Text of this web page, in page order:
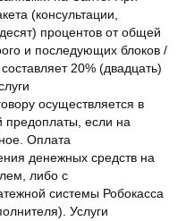
(консультации,
процентов от общей
и последующих блоков /
20% (двадцать)
осуществляется в
предоплаты, если на
Оплата
денежных средств на
либо с
системы Робокасса
Услуги